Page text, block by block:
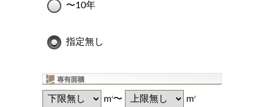
〜10年
指定無し
m2〜 m2